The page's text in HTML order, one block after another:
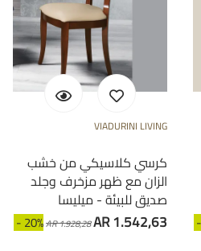
VIADURINI LIVING
كرسي كلاسيكي من خشب
الزان مع ظهر مزخرف وجلد
صديق للبيئة - ميليسا
- 20%AR 1.928,28AR 1.542,63